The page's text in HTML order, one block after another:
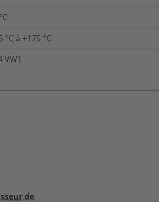
°C à +175 °C
VW1
de